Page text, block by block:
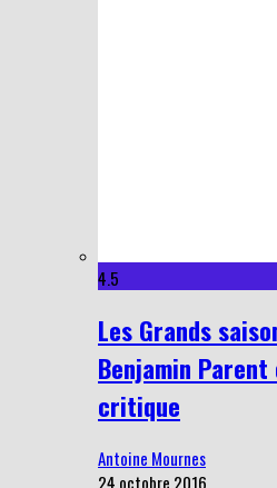
4.5
Les Grands
Benjamin
critique
Antoine Mournes
24 octobre 2016